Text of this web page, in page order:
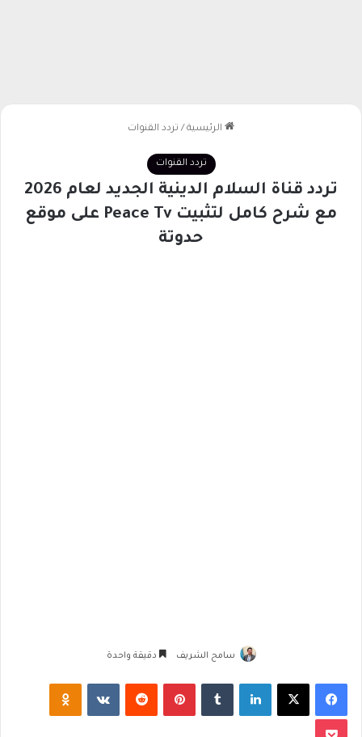
الرئيسية / تردد القنوات
تردد القنوات
تردد قناة السلام الدينية الجديد لعام 2026
مع شرح كامل لتثبيت Peace Tv على موقع
حدوتة
سامح الشريف دقيقة واحدة
فيسبوك لينكدإن بينتيريست